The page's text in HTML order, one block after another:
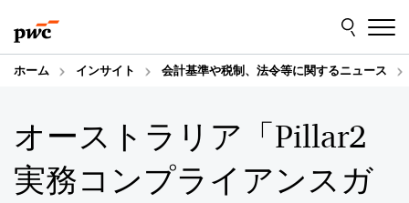
to
content
to
footer
ホーム インサイト 会計基準や税制、法令等に関するニュース
オーストラリア「Pillar2
実務コンプライアンスガ